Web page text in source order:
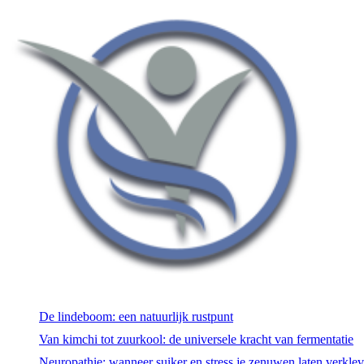
De lindeboom: een natuurlijk rustpunt
Van kimchi tot zuurkool: de universele kracht van fermentatie